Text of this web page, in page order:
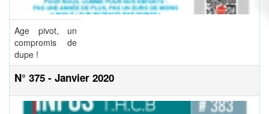
Age pivot, un
compromis de
dupe !
N° 375 - Janvier 2020